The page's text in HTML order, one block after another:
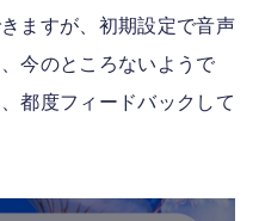
ますが、初期設定で音声
今のところないようで
都度フィードバックして